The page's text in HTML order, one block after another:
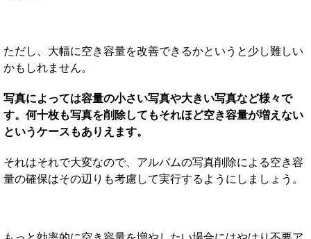
ただし、大幅に空き容量を改善できるかというと少し難しい
かもしれません。
写真によっては容量の小さい写真や大きい写真など様々で
す。何十枚も写真を削除してもそれほど空き容量が増えない
というケースもありえます。
それはそれで大変なので、アルバムの写真削除による空き容
量の確保はその辺りも考慮して実行するようにしましょう。